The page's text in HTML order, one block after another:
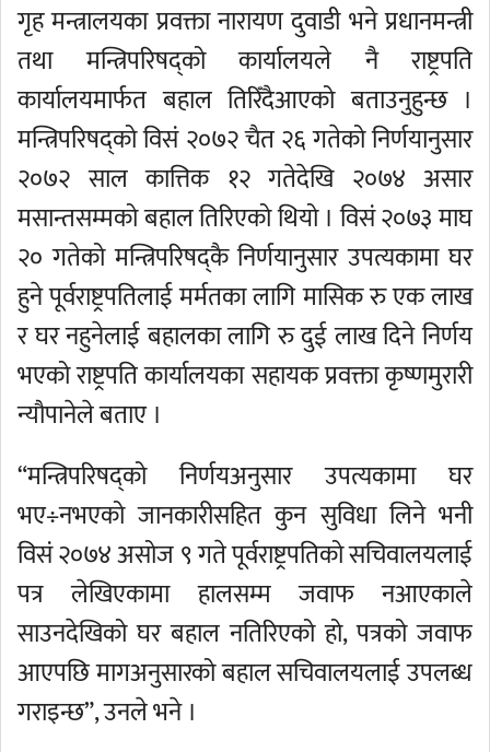
गृह मन्त्रालयका प्रवक्ता नारायण दुवाडी भने प्रधानमन्त्री
तथा मन्त्रिपरिषद्को कार्यालयले नै राष्ट्रपति
कार्यालयमार्फत बहाल तिरिँदैआएको बताउनुहुन्छ ।
मन्त्रिपरिषद्को विसं २०७२ चैत २६ गतेको निर्णयानुसार
२०७२ साल कात्तिक १२ गतेदेखि २०७४ असार
मसान्तसम्मको बहाल तिरिएको थियो । विसं २०७३ माघ
२० गतेको मन्त्रिपरिषद्कै निर्णयानुसार उपत्यकामा घर
हुने पूर्वराष्ट्रपतिलाई मर्मतका लागि मासिक रु एक लाख
र घर नहुनेलाई बहालका लागि रु दुई लाख दिने निर्णय
भएको राष्ट्रपति कार्यालयका सहायक प्रवक्ता कृष्णमुरारी
न्यौपानेले बताए ।
“मन्त्रिपरिषद्को निर्णयअनुसार उपत्यकामा घर
भए÷नभएको जानकारीसहित कुन सुविधा लिने भनी
विसं २०७४ असोज ९ गते पूर्वराष्ट्रपतिको सचिवालयलाई
पत्र लेखिएकामा हालसम्म जवाफ नआएकाले
साउनदेखिको घर बहाल नतिरिएको हो, पत्रको जवाफ
आएपछि मागअनुसारको बहाल सचिवालयलाई उपलब्ध
गराइन्छ”, उनले भने ।